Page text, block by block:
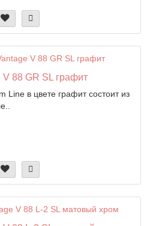
88 GR SL графит
Line в цвете графит состоит из